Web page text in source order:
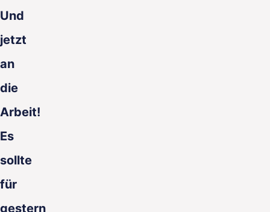
Und
jetzt
an
die
Arbeit!
Es
sollte
für
gestern